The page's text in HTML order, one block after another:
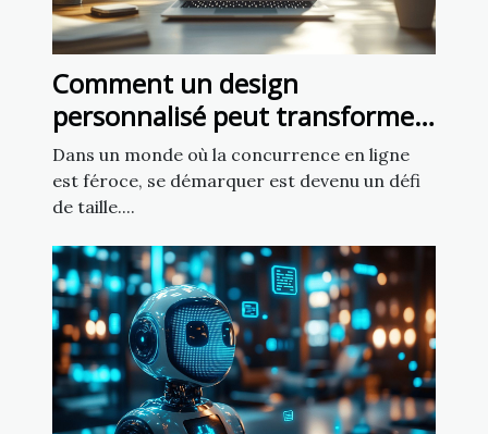
Comment un design
personnalisé peut transformer
votre présence en ligne ?
Dans un monde où la concurrence en ligne
est féroce, se démarquer est devenu un défi
de taille....